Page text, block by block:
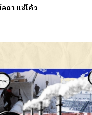
ดา แซ่โค้ว